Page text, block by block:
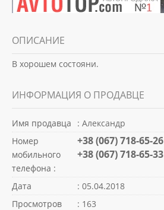
ОПИСАНИЕ
В хорошем состояни.
ИНФОРМАЦИЯ О ПРОДАВЦЕ
Имя продавца
: Александр
Номер
мобильного
телефона :
+38 (067) 718-65-26
+38 (067) 718-65-33
Дата
: 05.04.2018
Просмотров
: 163